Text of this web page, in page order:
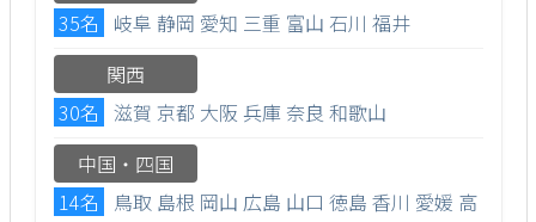
35名
岐阜 静岡 愛知 三重 富山 石川 福井
関西
30名 滋賀 京都 大阪 兵庫 奈良 和歌山
中国・四国
14名
鳥取 島根 岡山 広島 山口 徳島 香川 愛媛 高